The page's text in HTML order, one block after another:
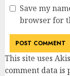
Save my
browser for
This site uses
comment data is